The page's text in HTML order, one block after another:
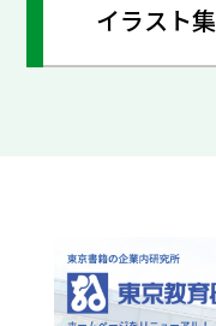
イラスト集